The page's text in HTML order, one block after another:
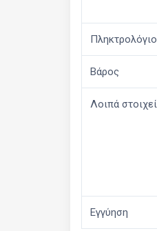
Πληκτρολόγιο
Βάρος
Λοιπά
Εγγύηση